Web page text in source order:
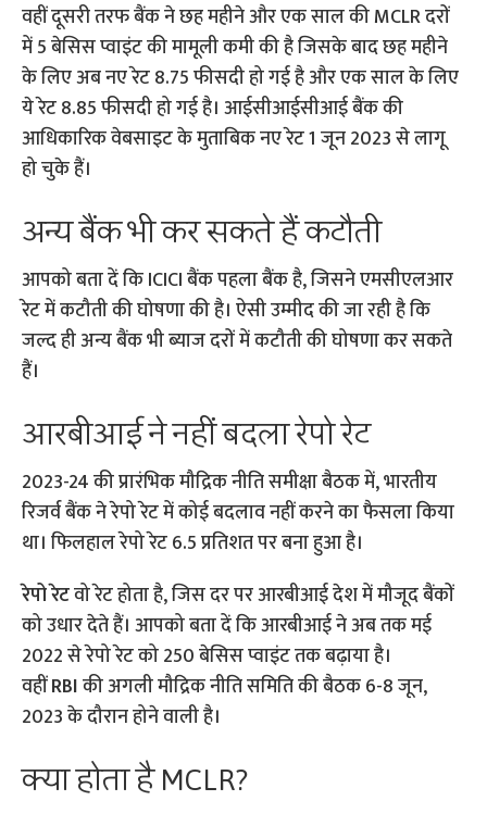
वहीं दूसरी तरफ बैंक ने छह महीने और एक साल की MCLR दरों
में 5 बेसिस प्वाइंट की मामूली कमी की है जिसके बाद छह महीने
के लिए अब नए रेट 8.75 फीसदी हो गई है और एक साल के लिए
ये रेट 8.85 फीसदी हो गई है। आईसीआईसीआई बैंक की
आधिकारिक वेबसाइट के मुताबिक नए रेट 1 जून 2023 से लागू
हो चुके हैं।
अन्य बैंक भी कर सकते हैं कटौती
आपको बता दें कि ICICI बैंक पहला बैंक है, जिसने एमसीएलआर
रेट में कटौती की घोषणा की है। ऐसी उम्मीद की जा रही है कि
जल्द ही अन्य बैंक भी ब्याज दरों में कटौती की घोषणा कर सकते
हैं।
आरबीआई ने नहीं बदला रेपो रेट
2023-24 की प्रारंभिक मौद्रिक नीति समीक्षा बैठक में, भारतीय
रिजर्व बैंक ने रेपो रेट में कोई बदलाव नहीं करने का फैसला किया
था। फिलहाल रेपो रेट 6.5 प्रतिशत पर बना हुआ है।
रेपो रेटवो रेट होता है, जिस दर पर आरबीआई देश में मौजूद बैंकों
को उधार देते हैं। आपको बता दें कि आरबीआई ने अब तक मई
2022 से रेपो रेट को 250 बेसिस प्वाइंट तक बढ़ाया है।
वहींRBIकी अगली मौद्रिक नीति समिति की बैठक 6-8 जून,
2023 के दौरान होने वाली है।
क्या होता है MCLR?